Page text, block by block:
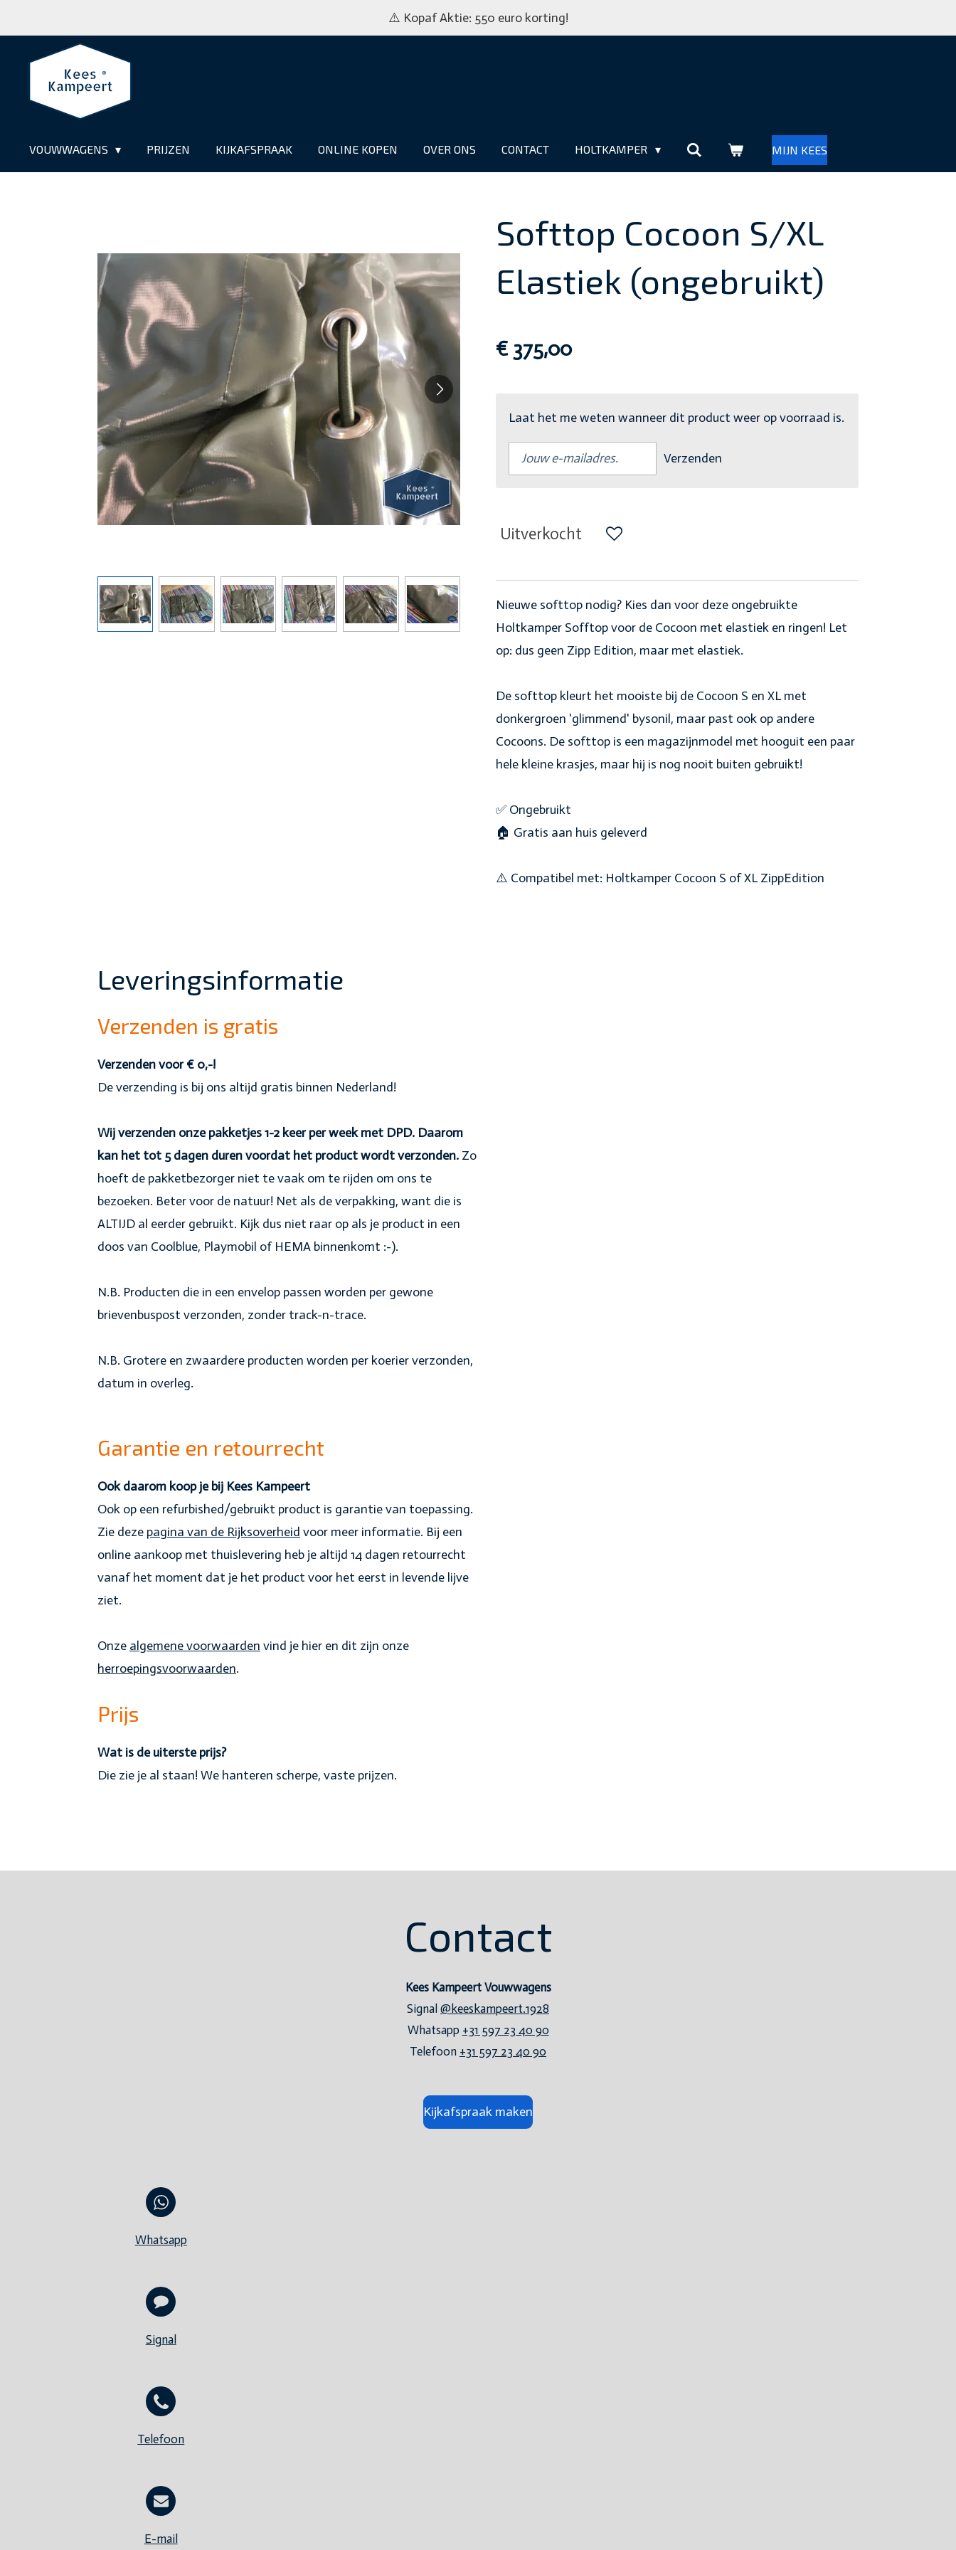
naar
hoofdinhoud
⚠️ Kopaf Aktie: 550 euro korting!
VOUWWAGENS PRIJZEN KIJKAFSPRAAK ONLINE KOPEN OVER ONS CONTACT HOLTKAMPER MIJN KEES
Softtop Cocoon S/XL
Elastiek (ongebruikt)
€ 375,00
Laat het me weten wanneer dit product weer op voorraad is.
Verzenden
Uitverkocht
Nieuwe softtop nodig? Kies dan voor deze ongebruikte
Holtkamper Sofftop voor de Cocoon met elastiek en ringen! Let
op: dus geen Zipp Edition, maar met elastiek.
De softtop kleurt het mooiste bij de Cocoon S en XL met
donkergroen 'glimmend' bysonil, maar past ook op andere
Cocoons. De softtop is een magazijnmodel met hooguit een paar
hele kleine krasjes, maar hij is nog nooit buiten gebruikt!
✅ Ongebruikt
🏠 Gratis aan huis geleverd
⚠️ Compatibel met: Holtkamper Cocoon S of XL ZippEdition
Leveringsinformatie
Verzenden is gratis
Verzenden voor € 0,-!
De verzending is bij ons altijd gratis binnen Nederland!
Wij verzenden onze pakketjes 1-2 keer per week met DPD. Daarom
kan het tot 5 dagen duren voordat het product wordt verzonden. Zo
hoeft de pakketbezorger niet te vaak om te rijden om ons te
bezoeken. Beter voor de natuur! Net als de verpakking, want die is
ALTIJD al eerder gebruikt. Kijk dus niet raar op als je product in een
doos van Coolblue, Playmobil of HEMA binnenkomt :-).
N.B. Producten die in een envelop passen worden per gewone
brievenbuspost verzonden, zonder track-n-trace.
N.B. Grotere en zwaardere producten worden per koerier verzonden,
datum in overleg.
Garantie en retourrecht
Ook daarom koop je bij Kees Kampeert
Ook op een refurbished/gebruikt product is garantie van toepassing.
Zie deze pagina van de Rijksoverheid voor meer informatie. Bij een
online aankoop met thuislevering heb je altijd 14 dagen retourrecht
vanaf het moment dat je het product voor het eerst in levende lijve
ziet.
Onze algemene voorwaarden vind je hier en dit zijn onze
herroepingsvoorwaarden.
Prijs
Wat is de uiterste prijs?
Die zie je al staan! We hanteren scherpe, vaste prijzen.
Contact
Kees Kampeert Vouwwagens
Signal @keeskampeert.1928
Whatsapp +31 597 23 40 90
Telefoon +31 597 23 40 90
Kijkafspraak maken
Whatsapp
Signal
Telefoon
E-mail